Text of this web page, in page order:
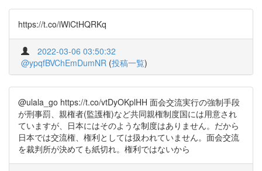
https://t.co/iWiCtHQRKq
2022-03-06 03:50:32
@ypqfBVChEmDumNR (投稿一覧)
@ulala_go https://t.co/vtDyOKplHH 面会交流実行の強制手段
が刑事罰、親権者(監護権)など共同親権制度国には用意され
ていますが、日本にはそのような制度はありません。だから
日本では交流権、権利としては扱われていません。面会交流
を裁判所が決めても紙切れ。権利ではないから